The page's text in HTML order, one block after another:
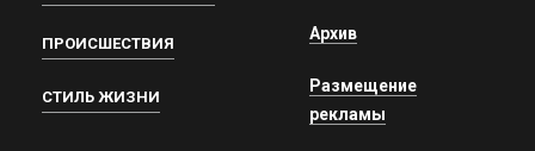
ПРОИСШЕСТВИЯ
СТИЛЬ ЖИЗНИ
Архив
Размещение
рекламы